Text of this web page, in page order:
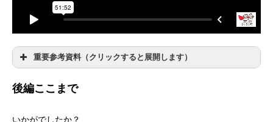
重要参考資料（クリックすると展開します）
後編ここまで
いかがでしたか？